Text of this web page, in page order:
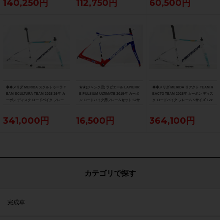
140,250円 112,750円 60,500円
◆◆メリダ MERIDA スクルトゥーラ T
EAM SCULTURA TEAM 2025-26年 カ
ーボン ディスク ロードバイク フレー
341,000円
★★[ジャンク品] ラピエール LAPIERR
E PULSIUM ULTIMATE 2015年 カーボ
ン ロードバイク用フレームセット 52サ
16,500円
◆◆メリダ MERIDA リアクト TEAM R
EACTO TEAM 2025年 カーボン ディス
ク ロードバイク フレーム Sサイズ 12x
364,100円
カテゴリで探す
完成車